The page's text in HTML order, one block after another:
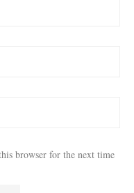
browser for the next time